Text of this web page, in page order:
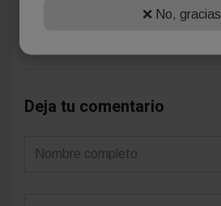
Deja tu comentario
❌ No, gracias